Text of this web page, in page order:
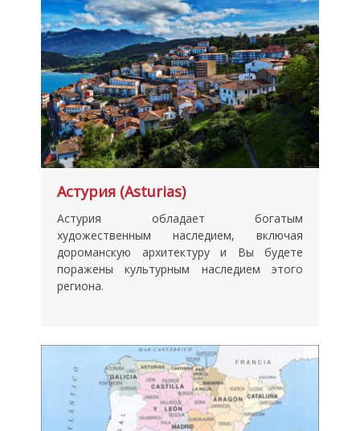
Астурия (Asturias)
Астурия обладает богатым
художественным наследием, включая
дороманскую архитектуру и Вы будете
поражены культурным наследием этого
региона.